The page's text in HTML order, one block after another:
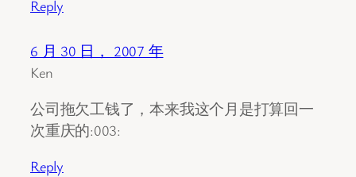
Reply
6 月 30 日， 2007 年
Ken
公司拖欠工钱了，本来我这个月是打算回一
次重庆的:003:
Reply